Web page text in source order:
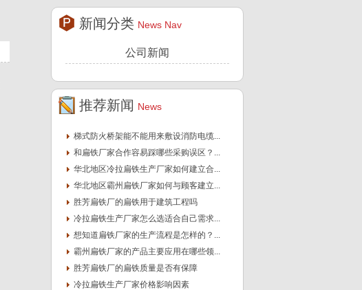
新闻分类 News Nav
公司新闻
推荐新闻 News
梯式防火桥架能不能用来敷设消防电缆...
和扁铁厂家合作容易踩哪些采购误区？...
华北地区冷拉扁铁生产厂家如何建立合...
华北地区霸州扁铁厂家如何与顾客建立...
胜芳扁铁厂的扁铁用于建筑工程吗
冷拉扁铁生产厂家怎么选适合自己需求...
想知道扁铁厂家的生产流程是怎样的？...
霸州扁铁厂家的产品主要应用在哪些领...
胜芳扁铁厂的扁铁质量是否有保障
冷拉扁铁生产厂家价格影响因素